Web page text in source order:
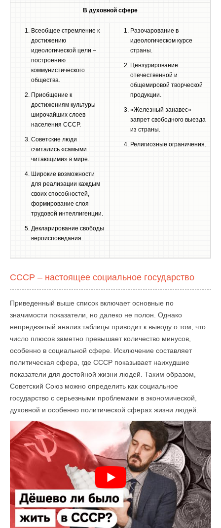
В духовной сфере
Всеобщее стремление к
достижению
идеологической цели –
построению
коммунистического
общества.
Приобщение к
достижениям культуры
широчайших слоев
населения СССР.
Советские люди
считались «самыми
читающими» в мире.
Широкие возможности
для реализации каждым
своих способностей,
формирование слоя
трудовой интеллигенции.
Декларирование свободы
вероисповедания.
Разочарование в
идеологическом курсе
страны.
Цензурирование
отечественной и
общемировой творческой
продукции.
«Железный занавес» —
запрет свободного выезда
из страны.
Религиозные ограничения.
СССР – настоящее социальное государство
Приведенный выше список включает основные по
значимости показатели, но далеко не полон. Однако
непредвзятый анализ таблицы приводит к выводу о том, что
число плюсов заметно превышает количество минусов,
особенно в социальной сфере. Исключение составляет
политическая сфера, где СССР показывает наихудшие
показатели для достойной жизни людей. Таким образом,
Советский Союз можно определить как социальное
государство с серьезными проблемами в экономической,
духовной и особенно политической сферах жизни людей.